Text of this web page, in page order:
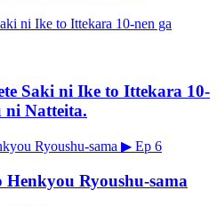
Saki ni Ike to Ittekara 10-
ni Natteita.
▶ Ep 6
Ryoushu-sama